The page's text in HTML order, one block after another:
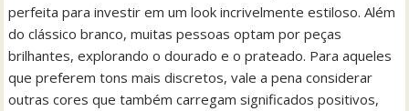
perfeita para investir em um look incrivelmente estiloso. Além
do clássico branco, muitas pessoas optam por peças
brilhantes, explorando o dourado e o prateado. Para aqueles
que preferem tons mais discretos, vale a pena considerar
outras cores que também carregam significados positivos,